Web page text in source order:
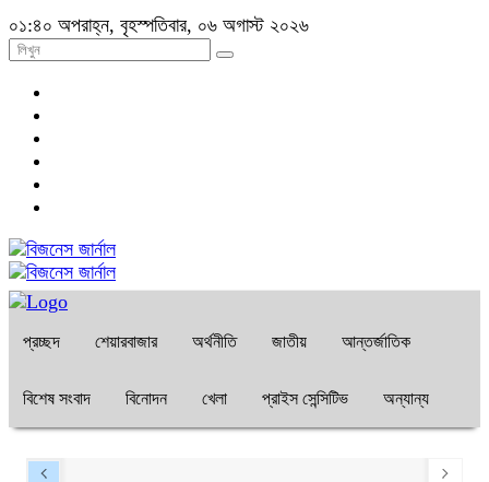
০১:৪০ অপরাহ্ন, বৃহস্পতিবার, ০৬ অগাস্ট ২০২৬
প্রচ্ছদ শেয়ারবাজার অর্থনীতি জাতীয় আন্তর্জাতিক
বিশেষ সংবাদ বিনোদন খেলা প্রাইস সেন্সিটিভ অন্যান্য